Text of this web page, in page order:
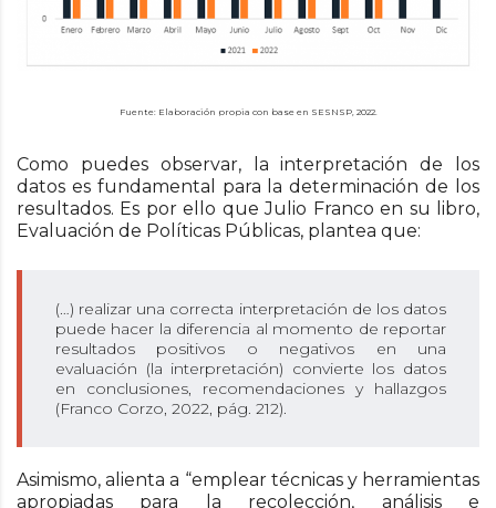
Fuente: Elaboración propia con base en SESNSP, 2022.
Como puedes observar, la interpretación de los
datos es fundamental para la determinación de los
resultados. Es por ello que Julio Franco en su libro,
Evaluación de Políticas Públicas, plantea que:
(…) realizar una correcta interpretación de los datos
puede hacer la diferencia al momen­to de reportar
resultados positivos o negativos en una
evaluación (la interpretación) convierte los datos
en conclusiones, recomendaciones y hallazgos
(Franco Corzo, 2022, pág. 212).
Asimismo, alienta a “emplear técnicas y herramientas
apropiadas para la recolección, análisis e